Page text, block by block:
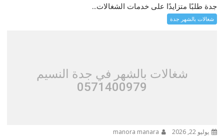
جدة طلبًا متزايدًا على خدمات الشغالات...
شغالات بالشهر جدة
شغالات بالشهر في جدة النسيم
0571400979
يوليو 22, 2026